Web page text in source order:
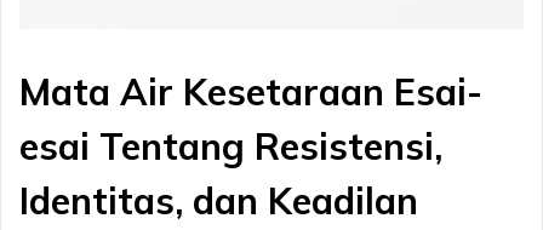
Mata Air Kesetaraan Esai-
esai Tentang Resistensi,
Identitas, dan Keadilan